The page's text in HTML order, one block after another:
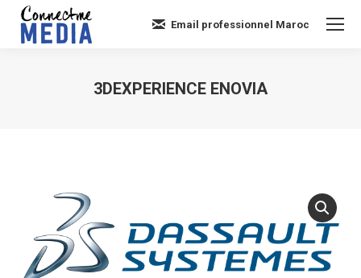
Email professionnel Maroc
3DEXPERIENCE ENOVIA